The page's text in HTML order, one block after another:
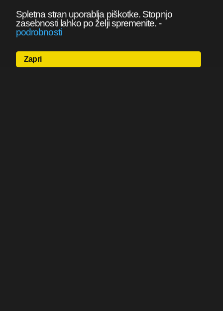
Spletna stran uporablja piškotke. Stopnjo
zasebnosti lahko po želji spremenite. -
podrobnosti
Zapri